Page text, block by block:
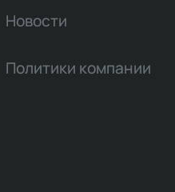
Новости
Политики компании